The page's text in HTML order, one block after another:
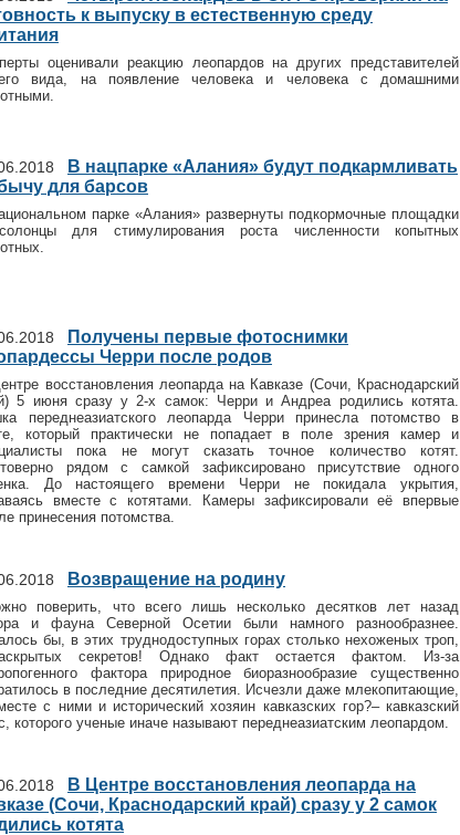
к выпуску в естественную среду
оценивали реакцию леопардов на других представителей
вида, на появление человека и человека с домашними
В нацпарке «Алания» будут подкармливать
для барсов
парке «Алания» развернуты подкормочные площадки
для стимулирования роста численности копытных
Получены первые фотоснимки
Черри после родов
восстановления леопарда на Кавказе (Сочи, Краснодарский
5 июня сразу у 2-х самок: Черри и Андреа родились котята.
переднеазиатского леопарда Черри принесла потомство в
который практически не попадает в поле зрения камер и
пока не могут сказать точное количество котят.
рядом с самкой зафиксировано присутствие одного
До настоящего времени Черри не покидала укрытия,
вместе с котятами. Камеры зафиксировали её впервые
принесения потомства.
Возвращение на родину
поверить, что всего лишь несколько десятков лет назад
и фауна Северной Осетии были намного разнообразнее.
бы, в этих труднодоступных горах столько нехоженых троп,
секретов! Однако факт остается фактом. Из-за
фактора природное биоразнообразие существенно
в последние десятилетия. Исчезли даже млекопитающие,
с ними и исторический хозяин кавказских гор?– кавказский
которого ученые иначе называют переднеазиатским леопардом.
В Центре восстановления леопарда на
(Сочи, Краснодарский край) сразу у 2 самок
котята